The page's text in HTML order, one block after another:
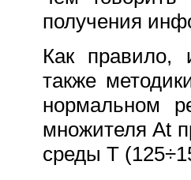
получения
Как правило,
также
нормальном
множителя At
среды T